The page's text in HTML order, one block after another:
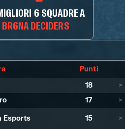
6 SQUADRE A
BR6NA DECIDERS
Punti
18 >
17 >
Esports 15 >